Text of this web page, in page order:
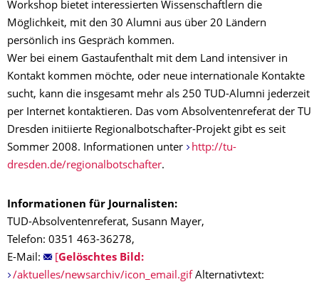
Workshop bietet interessierten Wissenschaftlern die
Möglichkeit, mit den 30 Alumni aus über 20 Ländern
persönlich ins Gespräch kommen.
Wer bei einem Gastaufenthalt mit dem Land intensiver in
Kontakt kommen möchte, oder neue internationale Kontakte
sucht, kann die insgesamt mehr als 250 TUD-Alumni jederzeit
per Internet kontaktieren. Das vom Absolventenreferat der TU
Dresden initiierte Regionalbotschafter-Projekt gibt es seit
Sommer 2008. Informationen unter
http://tu-
dresden.de/regionalbotschafter.
Informationen für Journalisten:
TUD-Absolventenreferat, Susann Mayer,
Telefon: 0351 463-36278,
E-Mail:
Gelöschtes Bild:
/aktuelles/newsarchiv/icon_email.gifAlternativtext: